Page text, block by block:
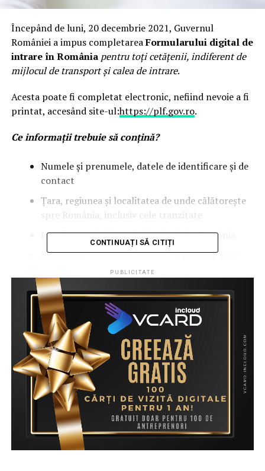
Începând de luni, 20 decembrie 2021, Guvernul
României a impus completareaFormularului digital de
intrare în România pentru toți cetățenii, indiferent de
mijlocul de transport și calea de intrare.
Acesta poate fi completat electronic, nefiind nevoie a fi
printat, accesând site-ul:https://plf.gov.ro.
Ce informații trebuie să conțină?
Numele și prenumele, datele de identificare și de
contact
Țara, regiunea și localitatea de unde călătorește
spre România, inclusiv cele tranzitate
Localitatea și adresa de destinație în România
Mijlocul de transport cu care călătorește spre
Data intrării în România
Datele minorilor însoțitori, dacă este cazul
ALTE ȘTIRI STIRI ULTIMELE STIRI
URMEAZA
În această seară: Expoziție de pictură și obiect la
Colibița
NU PIERDE ACESTE ȘTIRI
Spectacol de patinaj artistic în acest weekend la
CONTINUAȚI SĂ CITIȚI
PUBLICITATE